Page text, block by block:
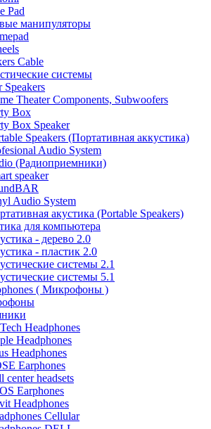
Pad
манипуляторы
Cable
системы
Speakers
Theater Components, Subwoofers
Box
Box Speaker
Speakers (Портативная аккустика)
Audio System
(Радиоприемники)
speaker
Audio System
акустика (Portable Speakers)
для компьютера
- дерево 2.0
- пластик 2.0
системы 2.1
системы 5.1
( Микрофоны )
Headphones
Headphones
Headphones
Earphones
center headsets
Earphones
Headphones
Cellular